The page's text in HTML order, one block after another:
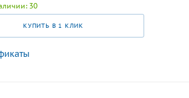
30
КУПИТЬ В 1 КЛИК